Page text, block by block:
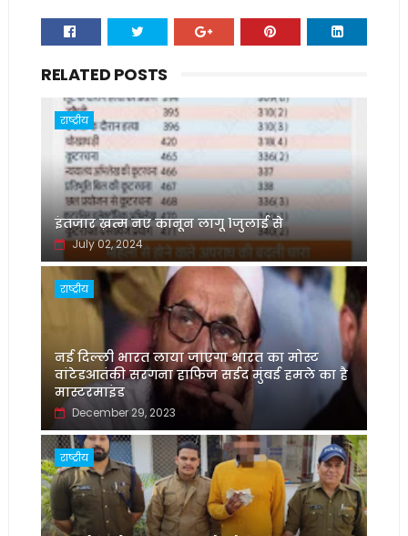
RELATED POSTS
राष्ट्रीय
इंतजार ख़त्म नए कानून लागू 1जुलाई से
July 02, 2024
राष्ट्रीय
नई दिल्ली भारत लाया जाएगा भारत का मोस्ट
वांटेडआतंकी सरगना हाफिज सईद मुंबई हमले का है
मास्टरमाइंड
December 29, 2023
राष्ट्रीय